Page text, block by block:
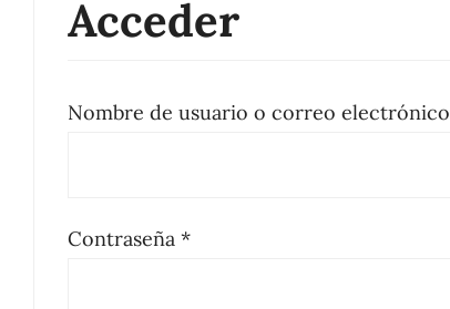
Acceder
Nombre de usuario o correo electrónico
Contraseña *Obligatorio